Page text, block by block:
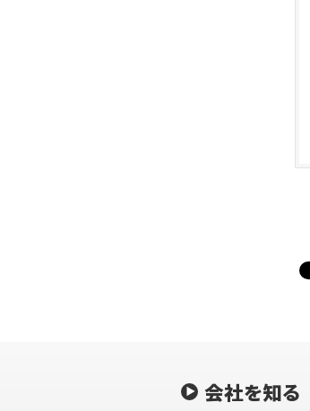
会社を知る